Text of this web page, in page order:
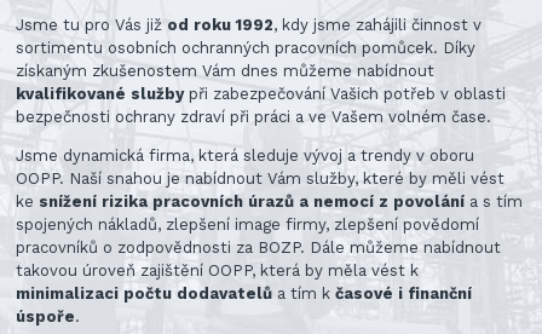
Jsme tu pro Vás již od roku 1992, kdy jsme zahájili činnost v
sortimentu osobních ochranných pracovních pomůcek. Díky
získaným zkušenostem Vám dnes můžeme nabídnout
kvalifikované službypři zabezpečování Vašich potřeb v oblasti
bezpečnosti ochrany zdraví při práci a ve Vašem volném čase.
Jsme dynamická firma, která sleduje vývoj a trendy v oboru
OOPP. Naší snahou je nabídnout Vám služby, které by měli vést
ke snížení rizika pracovních úrazů a nemocí z povolání a s tím
spojených nákladů, zlepšení image firmy, zlepšení povědomí
pracovníků o zodpovědnosti za BOZP. Dále můžeme nabídnout
takovou úroveň zajištění OOPP, která by měla vést k
minimalizaci počtu dodavatelů a tím kčasové i finanční
úspoře.